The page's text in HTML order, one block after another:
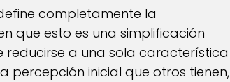
completamente la
que esto es una simplificación
reducirse a una sola característica
percepción inicial que otros tienen,